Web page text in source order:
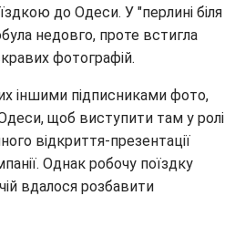
до Одеси. У "перлині біля
недовго, проте встигла
фотографій.
іншими підписниками фото,
щоб виступити там у ролі
відкриття-презентації
Однак робочу поїздку
вдалося розбавити